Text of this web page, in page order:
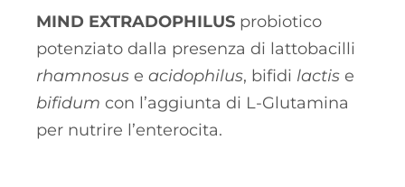
MIND EXTRADOPHILUS probiotico
potenziato dalla presenza di lattobacilli
rhamnosus e acidophilus, bifidi lactis e
bifidum con l’aggiunta di L-Glutamina
per nutrire l’enterocita.